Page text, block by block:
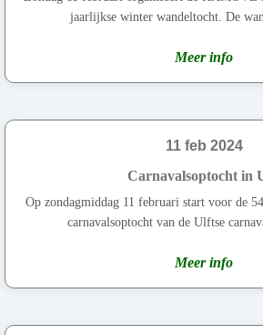
jaarlijkse winter wandeltocht. De
Meer info
11 feb 2024
Carnavalsoptocht in
Op zondagmiddag 11 februari start voor de
carnavalsoptocht van de Ulftse
Meer info